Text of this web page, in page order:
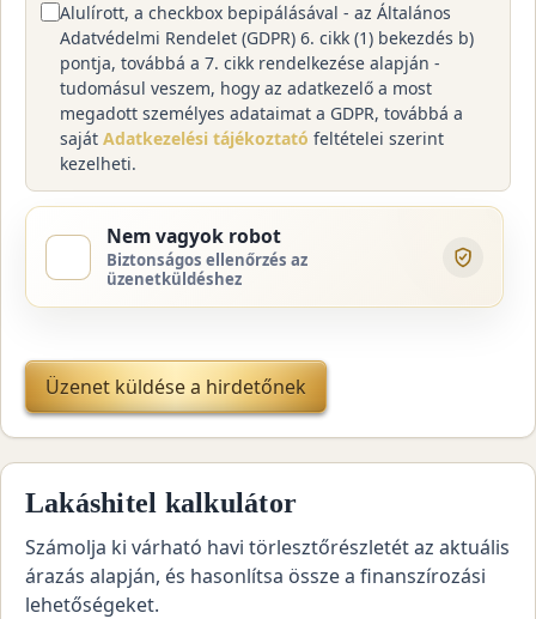
Alulírott, a checkbox bepipálásával - az Általános
Adatvédelmi Rendelet (GDPR) 6. cikk (1) bekezdés b)
pontja, továbbá a 7. cikk rendelkezése alapján -
tudomásul veszem, hogy az adatkezelő a most
megadott személyes adataimat a GDPR, továbbá a
saját Adatkezelési tájékoztató feltételei szerint
kezelheti.
Nem vagyok robot
Biztonságos ellenőrzés az
üzenetküldéshez
Üzenet küldése a hirdetőnek
Lakáshitel kalkulátor
Számolja ki várható havi törlesztőrészletét az aktuális
árazás alapján, és hasonlítsa össze a finanszírozási
lehetőségeket.